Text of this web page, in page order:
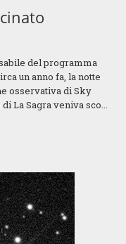
del programma
un anno fa, la notte
osservativa di Sky
La Sagra veniva sco...